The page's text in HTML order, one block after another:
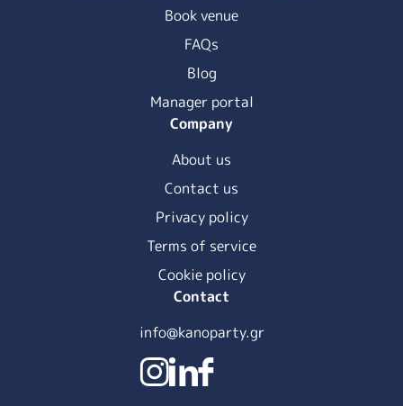
Book venue
FAQs
Blog
Manager portal
Company
About us
Contact us
Privacy policy
Terms of service
Cookie policy
Contact
info@kanoparty.gr